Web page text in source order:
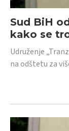
Sud BiH
kako se
Udruženje
na odštetu za